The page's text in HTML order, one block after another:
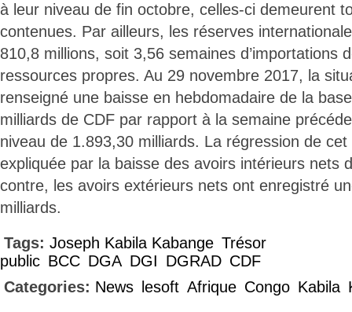
à leur niveau de fin octobre, celles-ci demeurent
contenues. Par ailleurs, les réserves
810,8 millions, soit 3,56 semaines d’importations
ressources propres. Au 29 novembre 2017, la
renseigné une baisse en hebdomadaire de la
milliards de CDF par rapport à la semaine
niveau de 1.893,30 milliards. La régression de
expliquée par la baisse des avoirs intérieurs nets
contre, les avoirs extérieurs nets ont enregistré
milliards.
Tags: Joseph Kabila Kabange Trésor
public BCC DGA DGI DGRAD CDF
Categories: News lesoft Afrique Congo Kabila